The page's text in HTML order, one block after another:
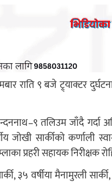
राति ९ बजे ट्र्याक्टर
तलिउम जाँदै गर्दा
सार्कीको कर्णाली
प्रहरी सहायक निरीक्षक
३५ वर्षीया मैनामुरली सार्की,